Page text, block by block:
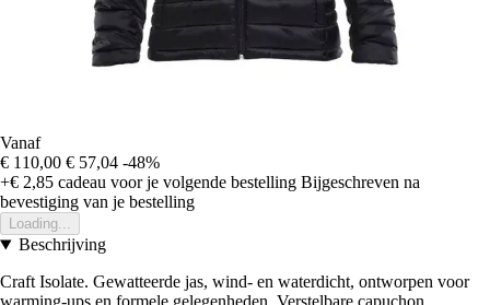
Vanaf
€ 110,00 € 57,04 -48%
+€ 2,85 cadeau voor je volgende bestelling Bijgeschreven na
bevestiging van je bestelling
Loading...
Beschrijving
Craft Isolate. Gewatteerde jas, wind- en waterdicht, ontworpen voor